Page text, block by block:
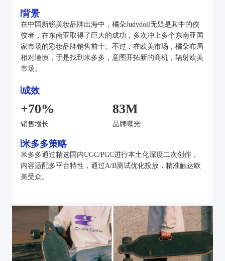
背景
在中国新锐美妆品牌出海中，橘朵Judydoll无疑是其中的佼
佼者，在东南亚取得了巨大的成功，多次冲上多个东南亚国
家市场的彩妆品牌销售前十。不过，在欧美市场，橘朵布局
相对谨慎，于是找到米多多，意图开拓新的商机，辐射欧美
市场。
成效
+70%
销售增长
83M
品牌曝光
米多多策略
米多多通过精选国内UGC/PGC进行本土化深度二次创作，
内容适配多平台特性，通过A/B测试优化投放，精准触达欧
美受众。